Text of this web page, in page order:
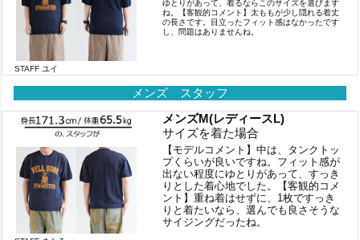
STAFF ユイ
ゆとりがあって、着るならこのサイズを選びます
ね。【客観的コメント】太ももが少し隠れる着丈
の長さです。目立ったフィット感はなかったです
し、問題はありませんね。
メンズ スタッフ
メンズM(レディースL)
サイズを着た場合
【モデルコメント】中は、タンクトッ
プくらいが良いですね。フィット感が
出ない程度にゆとりがあって、すっき
りとした着心地でした。【客観的コメ
ント】重ね着はせずに、1枚ですっき
りと着たいなら、選んでも良さそうな
サイジングだったね。